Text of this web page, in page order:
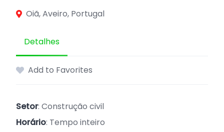
Oiã, Aveiro, Portugal
Detalhes
Add to Favorites
Setor: Construção civil
Horário: Tempo inteiro